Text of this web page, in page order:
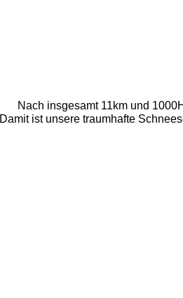
Nach insgesamt 11km und
Damit ist unsere traumhafte